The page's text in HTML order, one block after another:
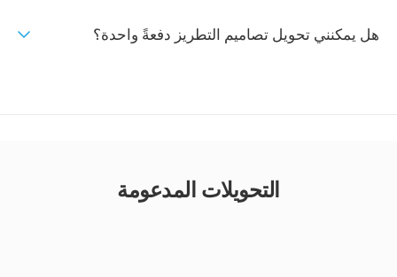
هل يمكنني تحويل تصاميم التطريز دفعةً واحدة؟
التحويلات المدعومة